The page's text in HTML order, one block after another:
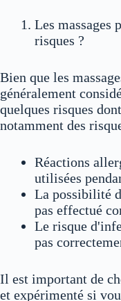
Les massages
risques ?
Bien que les
généralement
quelques risques
notamment des
Réactions
utilisées
La possibilité
pas effectué
Le risque
pas
Il est important de
et expérimenté si